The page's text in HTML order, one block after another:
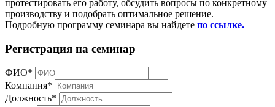
протестировать его работу, обсудить вопросы по конкретному
производству и подобрать оптимальное решение.
Подробную программу семинара вы найдете по ссылке.
Регистрация на семинар
ФИО*
Компания*
Должность*